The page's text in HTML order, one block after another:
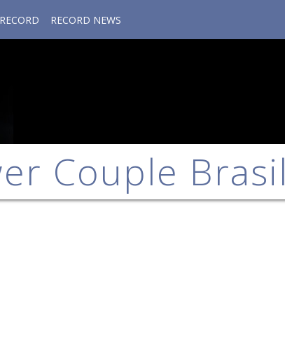
RECORD RECORD NEWS
Couple Brasil